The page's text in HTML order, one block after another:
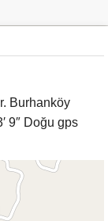
Burhanköy
9″ Doğu gps